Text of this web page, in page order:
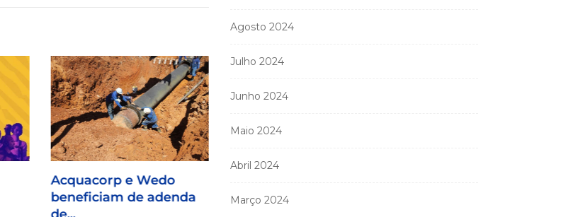
Acquacorp e Wedo
beneficiam de adenda
Agosto 2024
Julho 2024
Junho 2024
Maio 2024
Abril 2024
Março 2024